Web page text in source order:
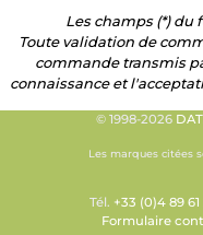
Les champs (*)
Toute validation de
commande transmis
connaissance et
© 1998-2026
Les marques citées
Tél. +33 (0)4 89 61
Formulaire